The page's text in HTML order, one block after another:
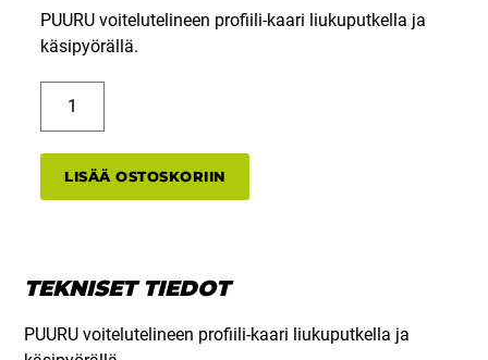
PUURU voitelutelineen profiili-kaari liukuputkella ja
käsipyörällä.
liuku
sis.
LISÄÄ OSTOSKORIIN
TEKNISET TIEDOT
PUURU voitelutelineen profiili-kaari liukuputkella ja